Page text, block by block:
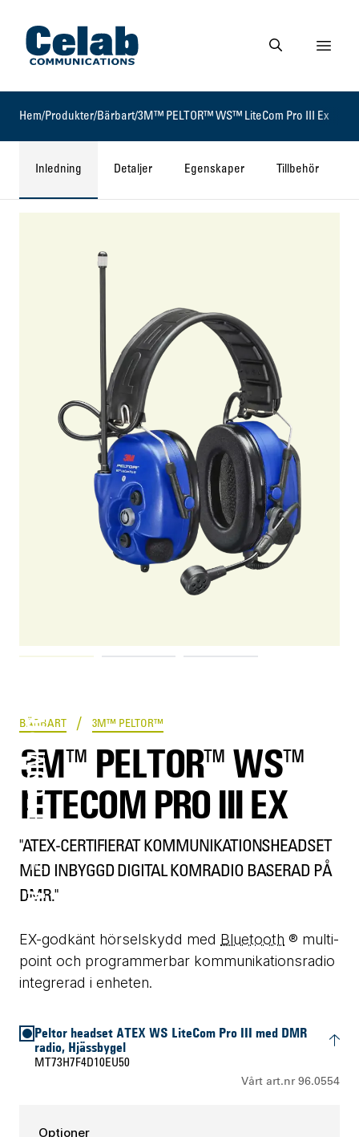
Gå till startsidan
Gå till söksidan
Visa
Hem/Produkter/Bärbart/3M™ PELTOR™ WS™ LiteCom Pro III Ex
Inledning Detaljer Egenskaper Tillbehör
BÄRBART / 3M™ PELTOR™
3M™ PELTOR™ WS™
LITECOM PRO III EX
"ATEX-CERTIFIERAT KOMMUNIKATIONSHEADSET
MED INBYGGD DIGITAL KOMRADIO BASERAD PÅ
DMR."
EX-godkänt hörselskydd med Bluetooth ® multi-
point och programmerbar kommunikationsradio
integrerad i enheten.
Peltor headset ATEX WS LiteCom Pro III med DMR
radio, Hjässbygel
MT73H7F4D10EU50
Vårt art.nr 96.0554
Optioner
WS™ LITECOM PRO III EX